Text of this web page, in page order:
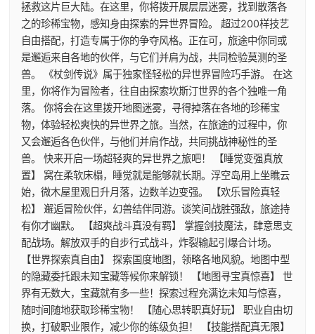
拯救这片巨大陆。在这里，你将拨开展层层迷雾，找到散落各
之的珍稀宝物，感知身由探索的异世界冒险。 超过200样技艺
自由搭配，打造专属于你的争夺风格。正在可，旅途中你同或
是邂逅来自各地的伙伴，与它们并肩为战，共同检验莫测的圣
兽。 《杖剑传说》属于独家怪轻松的异世界冒险巧手游。 在这
里，你将作为冒险者，往自由探索坎斯汀世界的各个独唯一角
落。 你将会在这里拨开地图迷雾，寻得掉落在各地的珍稀宝
物，体验轻松爽快的异世界之旅。当然，在旅途的过程中，你
又会邂逅各色伙伴，与他们并肩作战，共同挑战神秘性的圣
兽。 快来开启一场超轻爽的异世界之旅吧！ 【睡觉变强真放
置】 窝在柔软床榻，睡觉就是能够就长期。浮空岛用上坐瞧云
始，微木屋里观日升月落，边数羊边变强。 【欢乐冒险真轻
松】 邂逅冒险伙伴，幻兽结伴同游。谈笑间战胜强敌，旅途持
有你才幽默。 【超爽战斗真没有羁】 掌握剑技魔法，肆意思支
配战场。解放双手的自步行式战斗，炸裂输起引爆合计场。
【世界探索真自由】 探索国度地图，领略各地风貌。地图中型
的隐藏委托跟未知宝藏等候你来解锁！ 【地图寻宝真惊喜】 世
界有无数大，宝藏就有多一些！探索过程充满讫未知与惊喜，
随时间随地获取珍稀宝物！ 【随心思转职真好玩】 职业自由切
换，打破职业限作，减少你的练级负担！ 【技能搭配真无限】